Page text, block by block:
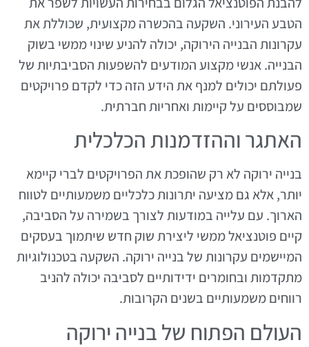
הטבע העירוני. השקעה בהכשרה מקצועית, שכוללת את
עקרונות הבנייה הירוקה, יכולה להניע שינוי ממשי בשוק
הבנייה. אנשי מקצוע המודעים להשפעות הסביבתיות של
פעולתם יכולים למנף את הידע הזה כדי לקדם פרויקטים
שמבוססים על קיימות ואחריות חברתית.
האתגר וההזדמנות הכלכלית
בנייה ירוקה לא רק שהופכת את הפרויקטים לברי קיימא
יותר, אלא גם מציעה יתרונות כלכליים משמעותיים לטווח
הארוך. עם עלייה במודעות לצורך בשמירה על הסביבה,
קיים פוטנציאל ממשי ליצירת שוק חדש שיתמוך בעסקים
המיישמים עקרונות של בנייה ירוקה. השקעה בטכנולוגיות
מתקדמות ובחומרים ידידותיים לסביבה יכולה להניב
רווחים משמעותיים בשנים הקרובות.
העולם הפתוח של בנייה ירוקה